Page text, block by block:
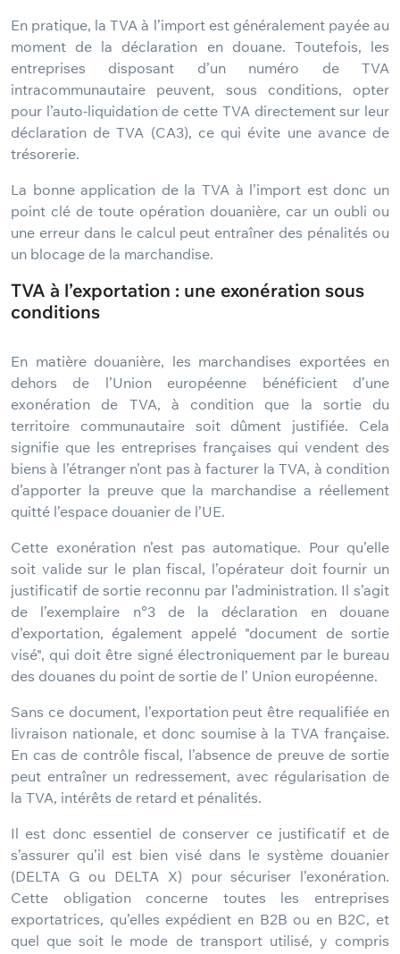
En pratique, la TVA à l’import est généralement payée au
moment de la déclaration en douane. Toutefois, les
entreprises disposant d’un numéro de TVA
intracommunautaire peuvent, sous conditions, opter
pour l’auto-liquidation de cette TVA directement sur leur
déclaration de TVA (CA3), ce qui évite une avance de
trésorerie.
La bonne application de la TVA à l’import est donc un
point clé de toute opération douanière, car un oubli ou
une erreur dans le calcul peut entraîner des pénalités ou
un blocage de la marchandise.
TVA à l’exportation : une exonération sous
conditions
En matière douanière, les marchandises exportées en
dehors de l’Union européenne bénéficient d’une
exonération de TVA, à condition que la sortie du
territoire communautaire soit dûment justifiée. Cela
signifie que les entreprises françaises qui vendent des
biens à l’étranger n’ont pas à facturer la TVA, à condition
d’apporter la preuve que la marchandise a réellement
quitté l’espace douanier de l’UE.
Cette exonération n’est pas automatique. Pour qu’elle
soit valide sur le plan fiscal, l’opérateur doit fournir un
justificatif de sortie reconnu par l’administration. Il s’agit
de l’exemplaire n°3 de la déclaration en douane
d’exportation, également appelé "document de sortie
visé", qui doit être signé électroniquement par le bureau
des douanes du point de sortie de l’ Union européenne.
Sans ce document, l’exportation peut être requalifiée en
livraison nationale, et donc soumise à la TVA française.
En cas de contrôle fiscal, l’absence de preuve de sortie
peut entraîner un redressement, avec régularisation de
la TVA, intérêts de retard et pénalités.
Il est donc essentiel de conserver ce justificatif et de
s’assurer qu’il est bien visé dans le système douanier
(DELTA G ou DELTA X) pour sécuriser l’exonération.
Cette obligation concerne toutes les entreprises
exportatrices, qu’elles expédient en B2B ou en B2C, et
quel que soit le mode de transport utilisé, y compris